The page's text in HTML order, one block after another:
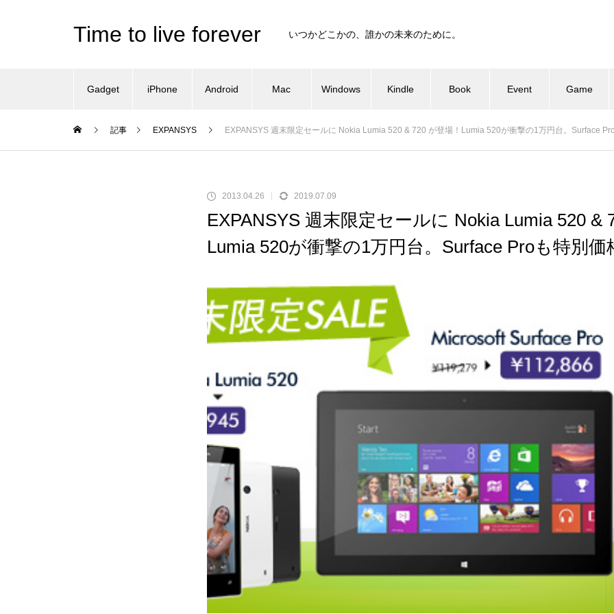
Time to live forever いつかどこかの、誰かの未来のために。
Gadget iPhone Android Mac Windows Kindle Book Event Game
記事 EXPANSYS EXPANSYS 週末限定セールに Nokia Lumia 520 & 720 が登場！Lumia 520が衝撃の1万円台。Surface
2013.04.26 2019.07.09
EXPANSYS 週末限定セールに Nokia Lumia 520 &
Lumia 520が衝撃の1万円台。Surface Proも特別価